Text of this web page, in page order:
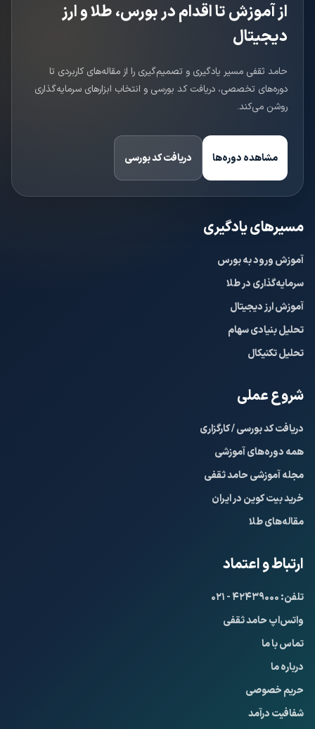
از آموزش تا اقدام در بورس، طلا و ارز
دیجیتال
حامد ثقفی مسیر یادگیری و تصمیم‌گیری را از مقاله‌های کاربردی تا
دوره‌های تخصصی، دریافت کد بورسی و انتخاب ابزارهای سرمایه‌گذاری
روشن می‌کند.
مشاهده دوره‌ها دریافت کد بورسی
مسیرهای یادگیری
آموزش ورود به بورس
سرمایه‌گذاری در طلا
آموزش ارز دیجیتال
تحلیل بنیادی سهام
تحلیل تکنیکال
شروع عملی
دریافت کد بورسی / کارگزاری
همه دوره‌های آموزشی
مجله آموزشی حامد ثقفی
خرید بیت کوین در ایران
مقاله‌های طلا
ارتباط و اعتماد
تلفن: ۴۲۴۳۹۰۰۰ - ۰۲۱
واتس‌اپ حامد ثقفی
تماس با ما
درباره ما
حریم خصوصی
شفافیت درآمد